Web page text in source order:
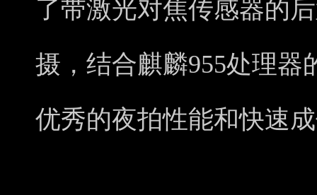
了带激光对焦传感器的
摄，结合麒麟955处理器
优秀的夜拍性能和快速